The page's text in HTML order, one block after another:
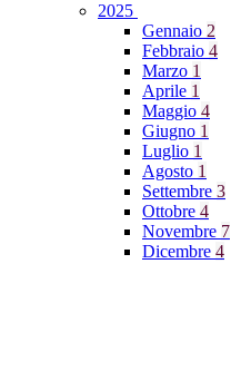
2025
Gennaio 2
Febbraio 4
Marzo 1
Aprile 1
Maggio 4
Giugno 1
Luglio 1
Agosto 1
Settembre 3
Ottobre 4
Novembre 7
Dicembre 4